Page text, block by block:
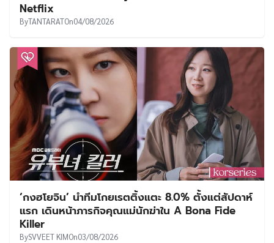
Netflix
ByTANTARATOn04/08/2026
‘กงฮโยจิน’ นำทีมโกยเรตติ้งแตะ 8.0% ตั้งแต่สัปดาห์
แรก เดินหน้าภารกิจคุณแม่นักฆ่าใน A Bona Fide
Killer
BySVVEET KIMOn03/08/2026